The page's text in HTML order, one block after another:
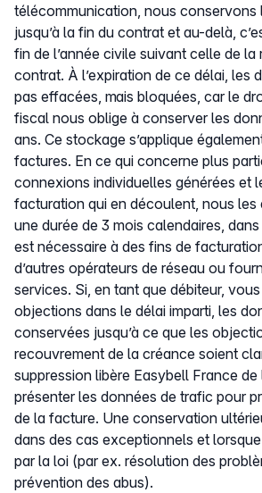
télécommunication, nous conservons
jusqu’à la fin du contrat et au-delà,
fin de l’année civile suivant celle de la
contrat. À l’expiration de ce délai, les
pas effacées, mais bloquées, car le
fiscal nous oblige à conserver les
ans. Ce stockage s’applique
factures. En ce qui concerne plus
connexions individuelles générées et
facturation qui en découlent, nous les
une durée de 3 mois calendaires,
est nécessaire à des fins de
d’autres opérateurs de réseau ou
services. Si, en tant que débiteur,
objections dans le délai imparti, les
conservées jusqu’à ce que les
recouvrement de la créance soient
suppression libère Easybell France de
présenter les données de trafic pour
de la facture. Une conservation
dans des cas exceptionnels et
par la loi (par ex. résolution des
prévention des abus).